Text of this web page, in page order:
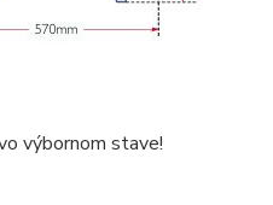
výbornom stave!